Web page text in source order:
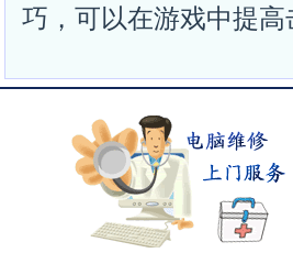
巧，可以在游戏中提